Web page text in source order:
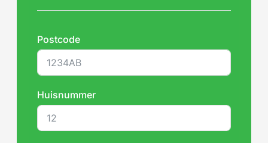
Postcode
Huisnummer